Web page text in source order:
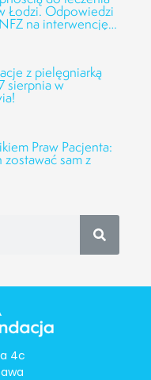
Łodzi. Odpowiedzi
na interwencję
z pielęgniarką
sierpnia w
Praw Pacjenta:
sam z
4c